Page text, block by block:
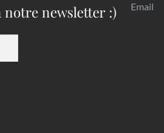
notre newsletter :) Email